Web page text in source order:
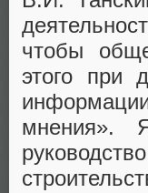
чтобы
этого при
мнения».